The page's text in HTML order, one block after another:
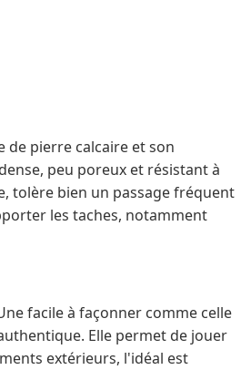
de pierre calcaire et son
peu poreux et résistant à
tolère bien un passage fréquent
les taches, notamment
facile à façonner comme celle
Elle permet de jouer
extérieurs, l'idéal est